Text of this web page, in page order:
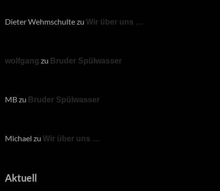
Dieter Wehmschultezu Wir über uns …
wolfgang zu Bruder Spülwasser
MBzu Bruder Spülwasser
Michael zu Wir über uns …
Aktuell